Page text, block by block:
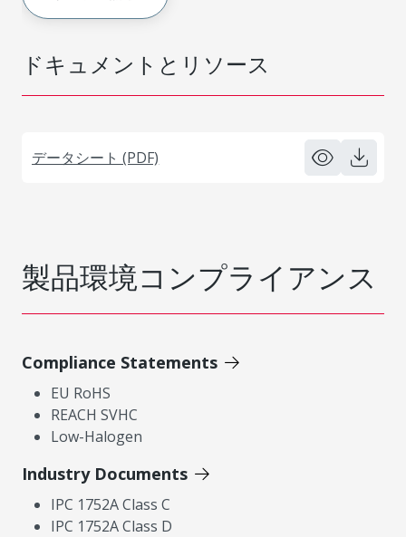
ドキュメントとリソース
データシート (PDF)
製品環境コンプライアンス
Compliance Statements
EU RoHS
REACH SVHC
Low-Halogen
Industry Documents
IPC 1752A Class C
IPC 1752A Class D